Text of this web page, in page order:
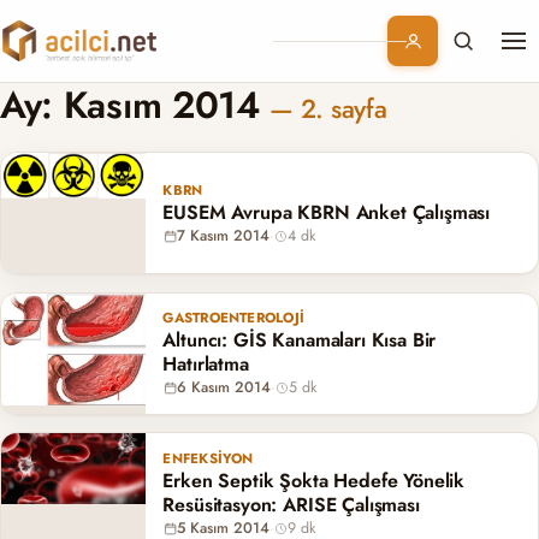
Branşlar
Konular
Kurumsal
Abonelik
Ay: Kasım 2014 — 2. sayfa
KBRN
EUSEM Avrupa KBRN Anket Çalışması
7 Kasım 2014· 4 dk
GASTROENTEROLOJI
Altuncı: GİS Kanamaları Kısa Bir
Hatırlatma
6 Kasım 2014· 5 dk
ENFEKSIYON
Erken Septik Şokta Hedefe Yönelik
Resüsitasyon: ARISE Çalışması
5 Kasım 2014· 9 dk